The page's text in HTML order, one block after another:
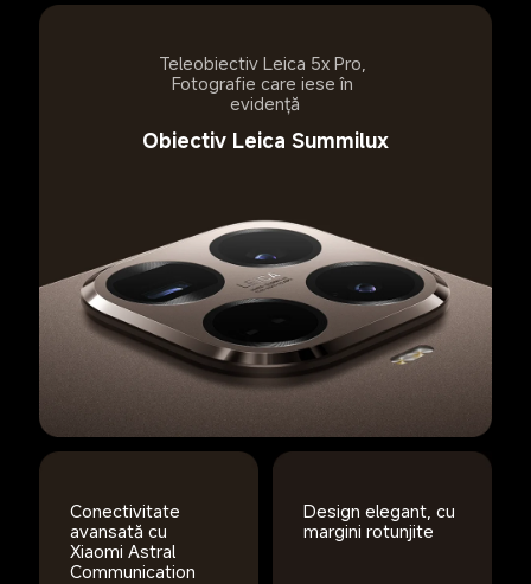
Teleobiectiv Leica 5x Pro,
Fotografie care iese în
evidență
Obiectiv Leica Summilux
Conectivitate
avansată cu
Xiaomi Astral
Communication
Design elegant, cu
margini rotunjite